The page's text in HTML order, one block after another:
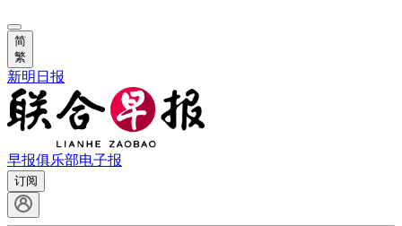
简
繁
新明日报
早报俱乐部电子报
订阅